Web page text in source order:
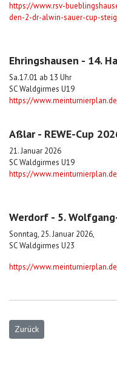
https://www.rsv-
den-2-dr-alwin-sauer-cup-
Ehringshausen - 14.
Sa.17.01 ab 13 Uhr
SC Waldgirmes U19
https://
Aßlar - REWE-Cup
21. Januar 2026
SC Waldgirmes U19
https://
Werdorf - 5.
Sonntag, 25. Januar 2026,
SC Waldgirmes U23
https://
Vorheriger Beitrag:
Zurück